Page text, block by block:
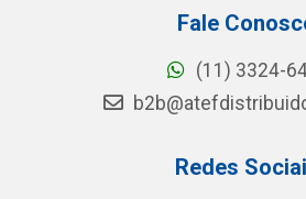
Fale
(11) 3324-
Redes